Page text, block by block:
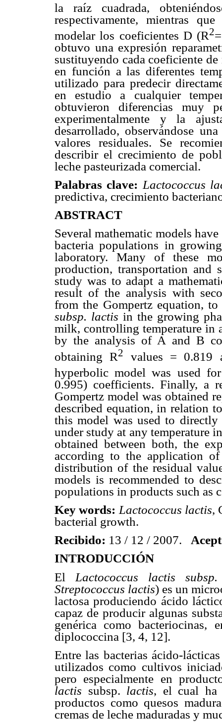
la raíz cuadrada,
respectivamente, mientras
modelar los coeficientes D (R2
obtuvo una expresión
sustituyendo cada coeficiente
en función a las diferentes
utilizado para predecir
en estudio a cualquier
obtuvieron diferencias muy
experimentalmente y la
desarrollado, observándose
valores residuales. Se
describir el crecimiento de
leche pasteurizada comercial.
Palabras clave: Lactococcus
predictiva, crecimiento
ABSTRACT
Several mathematic models
bacteria populations in
laboratory. Many of these
production, transportation and
study was to adapt a
result of the analysis with
from the Gompertz equation,
subsp. lactis in the growing
milk, controlling temperature in
by the analysis of A and B
obtaining R2
values = 0.819
hyperbolic model was used for
0.995) coefficients. Finally, a
Gompertz model was obtained
described equation, in relation
this model was used to
under study at any temperature
obtained between both, the
according to the application
distribution of the residual
models is recommended to
populations in products such as
Key words: Lactococcus lactis,
bacterial growth.
Recibido: 13 / 12 / 2007.
INTRODUCCIÓN
El Lactococcus lactis
Streptococcus lactis) es un
lactosa produciendo ácido
capaz de producir algunas
genérica como
diplococcina [3, 4, 12].
Entre las bacterias ácido-
utilizados como cultivos
pero especialmente en
lactis subsp. lactis, el cual ha
productos como quesos
cremas de leche maduradas y